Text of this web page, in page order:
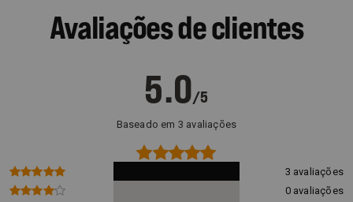
Avaliações de clientes
5.0/5
Baseado em 3 avaliações
3 avaliações
0 avaliações